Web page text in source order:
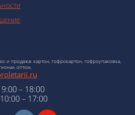
и продажа: картон, гофрокартон, гофроупаковка,
оптом.
– 18:00
– 17:00